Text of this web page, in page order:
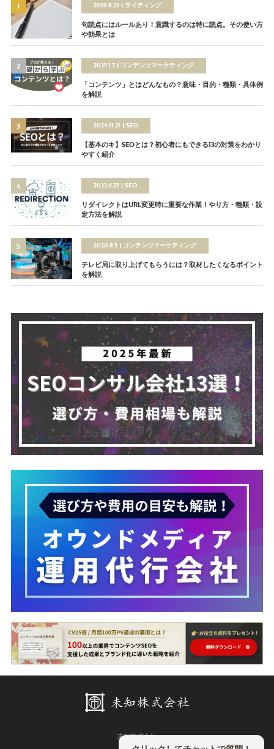
2019.8.23 ライティング
句読点にはルールあり！意識するのは特に読点。その使い方
や効果とは
2025.1.7 コンテンツマーケティング
「コンテンツ」とはどんなもの？意味・目的・種類・具体例
を解説
2024.11.21 SEO
【基本のキ】SEOとは？初心者にもできる13の対策をわかり
やすく紹介
2022.6.27 SEO
リダイレクトはURL変更時に重要な作業！やり方・種類・設
定方法を解説
2020.8.5 コンテンツマーケティング
テレビ局に取り上げてもらうには？取材したくなるポイント
を解説
未知株式会社